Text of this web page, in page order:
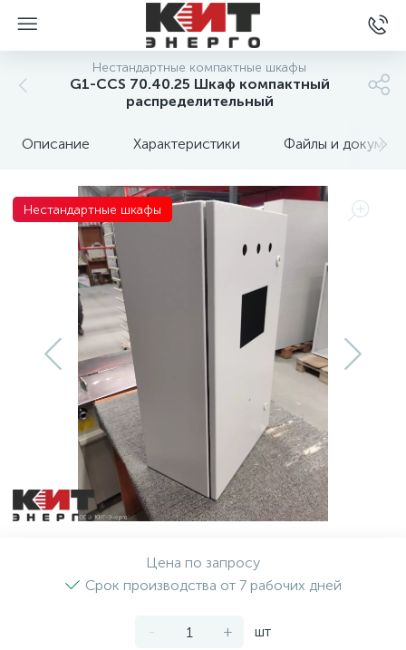
Нестандартные компактные шкафы
G1-CCS 70.40.25 Шкаф компактный
распределительный
Описание Характеристики Файлы и
Нестандартные шкафы
Цена по запросу
Срок производства от 7 рабочих дней
- + шт